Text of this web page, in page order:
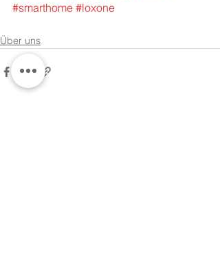
#smarthome #loxone
Über uns